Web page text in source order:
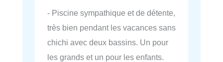
- Piscine sympathique et de détente,
très bien pendant les vacances sans
chichi avec deux bassins. Un pour
les grands et un pour les enfants.